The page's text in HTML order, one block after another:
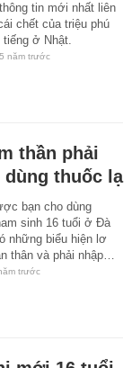
tin mới nhất liên
chết của triệu phú
tiếng ở Nhật.
5 năm trước
thần phải
thuốc lạ
bạn cho dùng
sinh 16 tuổi ở Đà
những biểu hiện lơ
thân và phải nhập…
trước